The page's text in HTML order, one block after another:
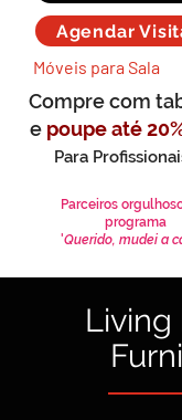
Móveis para Sala
Agendar
Compre com
e poupe até
Para
Parceiros
programa
'Querido, mudei a
Living